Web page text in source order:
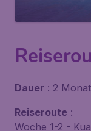
Dauer : 2
Reiseroute :
Woche 1-2 -